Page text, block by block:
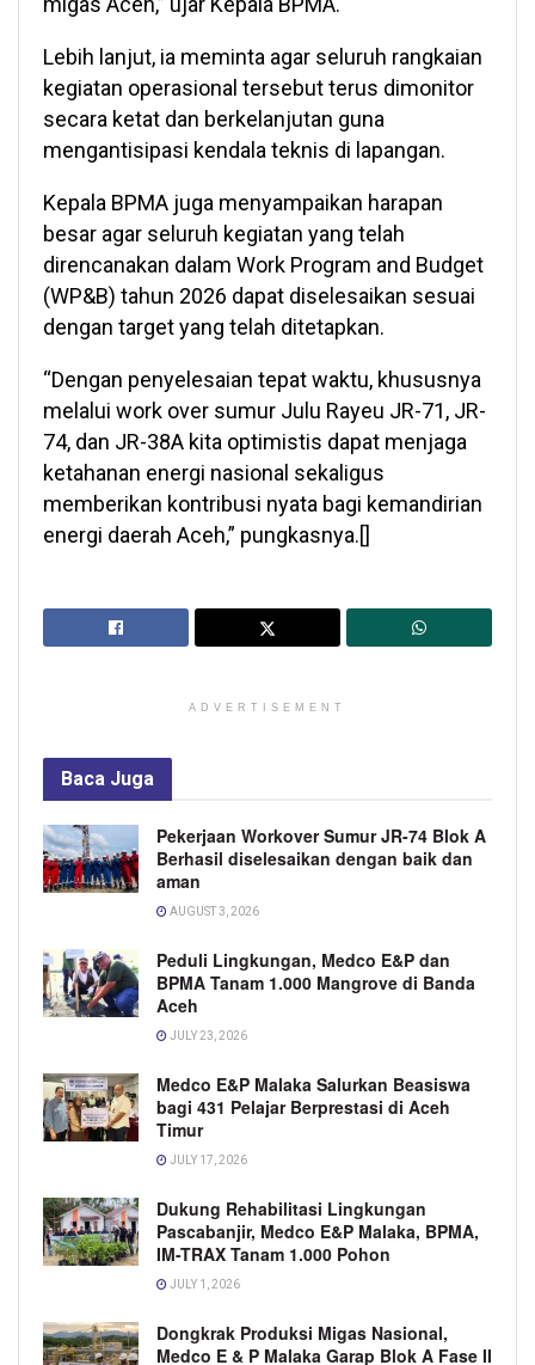
Lebih lanjut, ia meminta agar seluruh rangkaian
kegiatan operasional tersebut terus dimonitor
secara ketat dan berkelanjutan guna
mengantisipasi kendala teknis di lapangan.
Kepala BPMA juga menyampaikan harapan
besar agar seluruh kegiatan yang telah
direncanakan dalam Work Program and Budget
(WP&B) tahun 2026 dapat diselesaikan sesuai
dengan target yang telah ditetapkan.
“Dengan penyelesaian tepat waktu, khususnya
melalui work over sumur Julu Rayeu JR-71, JR-
74, dan JR-38A kita optimistis dapat menjaga
ketahanan energi nasional sekaligus
memberikan kontribusi nyata bagi kemandirian
energi daerah Aceh,” pungkasnya.[]
ADVERTISEMENT
Baca Juga
Pekerjaan Workover Sumur JR-74 Blok A
Berhasil diselesaikan dengan baik dan
aman
AUGUST 3, 2026
Peduli Lingkungan, Medco E&P dan
BPMA Tanam 1.000 Mangrove di Banda
Aceh
JULY 23, 2026
Medco E&P Malaka Salurkan Beasiswa
bagi 431 Pelajar Berprestasi di Aceh
Timur
JULY 17, 2026
Dukung Rehabilitasi Lingkungan
Pascabanjir, Medco E&P Malaka, BPMA,
IM-TRAX Tanam 1.000 Pohon
JULY 1, 2026
Dongkrak Produksi Migas Nasional,
Medco E & P Malaka Garap Blok A Fase II